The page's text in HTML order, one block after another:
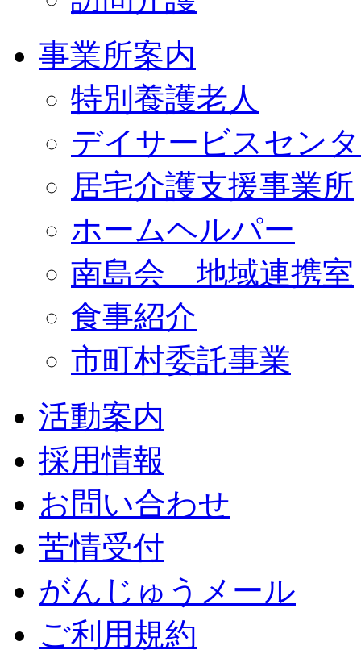
事業所案内
特別養護老人
デイサービスセン
居宅介護支援事業所
ホームヘルパー
南島会 地域連携室
食事紹介
市町村委託事業
活動案内
採用情報
お問い合わせ
苦情受付
がんじゅうメール
ご利用規約